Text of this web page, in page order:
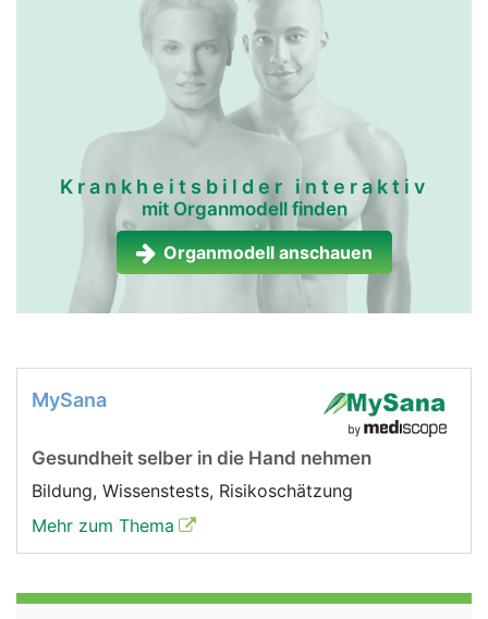
Krankheitsbilder interaktiv
mit Organmodell finden
Organmodell anschauen
MySana
Gesundheit selber in die Hand nehmen
Bildung, Wissenstests, Risikoschätzung
Mehr zum Thema